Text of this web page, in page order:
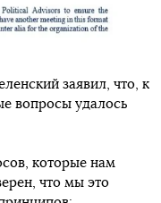
заявил, что, к
вопросы удалось
которые нам
что мы это